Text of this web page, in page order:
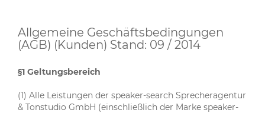
Allgemeine Geschäftsbedingungen
(AGB) (Kunden) Stand: 09 / 2014
§1 Geltungsbereich
(1) Alle Leistungen der speaker-search Sprecheragentur
& Tonstudio GmbH (einschließlich der Marke speaker-